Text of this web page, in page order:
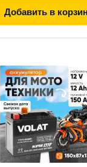
Добавить в